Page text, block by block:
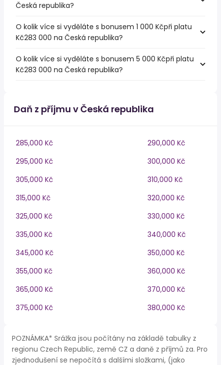
Česká republika?
O kolik více si vyděláte s bonusem 1 000 Kčpři platu
Kč283 000 na Česká republika?
O kolik více si vyděláte s bonusem 5 000 Kčpři platu
Kč283 000 na Česká republika?
Daň z příjmu v Česká republika
285,000 Kč
290,000 Kč
295,000 Kč
300,000 Kč
305,000 Kč
310,000 Kč
315,000 Kč
320,000 Kč
325,000 Kč
330,000 Kč
335,000 Kč
340,000 Kč
345,000 Kč
350,000 Kč
355,000 Kč
360,000 Kč
365,000 Kč
370,000 Kč
375,000 Kč
380,000 Kč
POZNÁMKA* Srážka jsou počítány na základě tabulky z
regionu Czech Republic, země CZ a daně z příjmů za. Pro
zjednodušení se nepočítá s dalšími složkami, (jako